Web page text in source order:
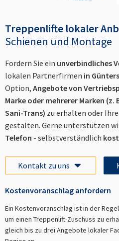
Treppenlifte lokaler
Schienen und Montage
Fordern Sie ein unverbindliches
lokalen Partnerfirmen in
Option, Angebote von
Marke oder mehrerer Marken (z.
Sani-Trans) zu erhalten oder
gestalten. Gerne unterstützen
Telefon - selbstverständlich
Kontakt zu uns
Kostenvoranschlag anfordern
Ein Kostenvoranschlag ist in der
um einen Treppenlift-Zuschuss zu
gleich bis zu drei Angebote lokaler